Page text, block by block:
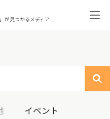
が見つかるメディア
イベント